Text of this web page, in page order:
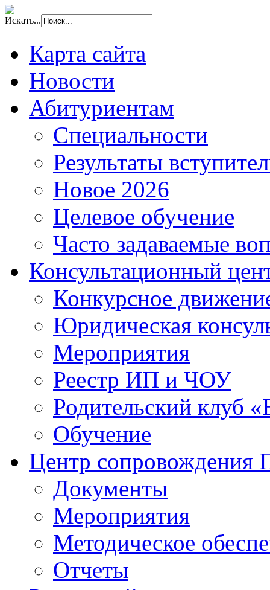
Искать...
Карта сайта
Новости
Абитуриентам
Специальности
Результаты
Новое 2026
Целевое обучение
Часто задаваемые
Консультационный
Конкурсное
Юридическая
Мероприятия
Реестр ИП и ЧОУ
Родительский клуб
Обучение
Центр сопровождения
Документы
Мероприятия
Методическое
Отчеты